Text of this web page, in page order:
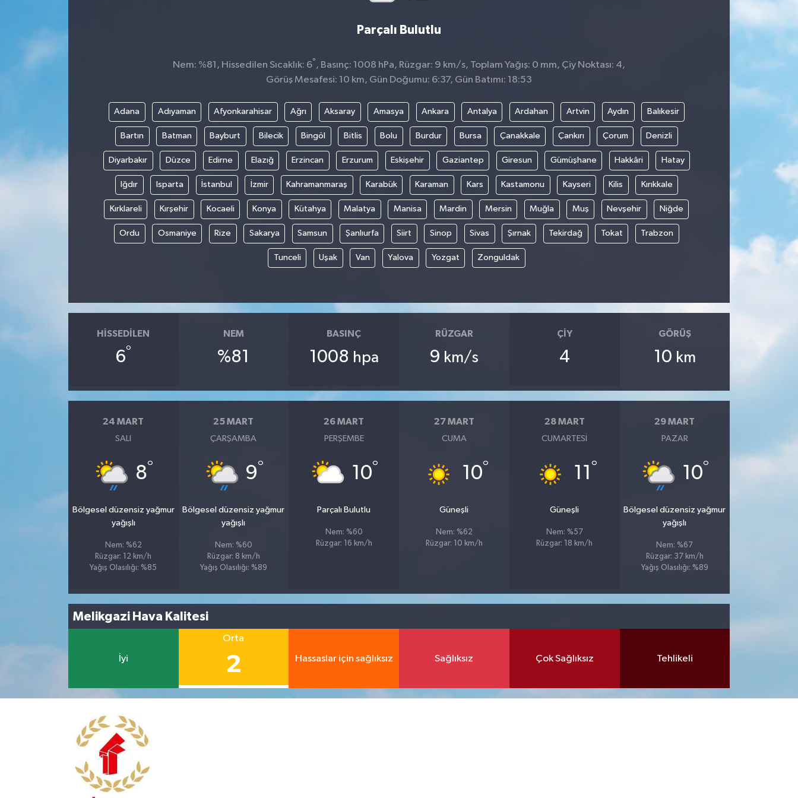
Parçalı Bulutlu
Nem: %81, Hissedilen Sıcaklık: 6° , Basınç: 1008 hPa, Rüzgar: 9 km/s, Toplam Yağış: 0 mm, Çiy Noktası: 4,
Görüş Mesafesi: 10 km, Gün Doğumu: 6:37, Gün Batımı: 18:53
Adana Adıyaman Afyonkarahisar Ağrı Aksaray Amasya Ankara Antalya Ardahan Artvin Aydın Balıkesir
Bartın Batman Bayburt Bilecik Bingöl Bitlis Bolu Burdur Bursa Çanakkale Çankırı Çorum Denizli
Diyarbakır Düzce Edirne Elazığ Erzincan Erzurum Eskişehir Gaziantep Giresun Gümüşhane Hakkâri Hatay
Iğdır Isparta İstanbul İzmir Kahramanmaraş Karabük Karaman Kars Kastamonu Kayseri Kilis Kırıkkale
Kırklareli Kırşehir Kocaeli Konya Kütahya Malatya Manisa Mardin Mersin Muğla Muş Nevşehir Niğde
Ordu Osmaniye Rize Sakarya Samsun Şanlıurfa Siirt Sinop Sivas Şırnak Tekirdağ Tokat Trabzon
Tunceli Uşak Van Yalova Yozgat Zonguldak
HISSEDILEN
6°
NEM
%81
BASINÇ
1008 hpa
RÜZGAR
9 km/s
ÇIY
4
GÖRÜŞ
10 km
24 MART
SALI
8°
Bölgesel düzensiz yağmur
yağışlı
Nem: %62
Rüzgar: 12 km/h
Yağış Olasılığı: %85
25 MART
ÇARŞAMBA
9°
Bölgesel düzensiz yağmur
yağışlı
Nem: %60
Rüzgar: 8 km/h
Yağış Olasılığı: %89
26 MART
PERŞEMBE
10°
Parçalı Bulutlu
Nem: %60
Rüzgar: 16 km/h
27 MART
CUMA
10°
Güneşli
Nem: %62
Rüzgar: 10 km/h
28 MART
CUMARTESI
11 °
Güneşli
Nem: %57
Rüzgar: 18 km/h
29 MART
PAZAR
10°
Bölgesel düzensiz yağmur
yağışlı
Nem: %67
Rüzgar: 37 km/h
Yağış Olasılığı: %89
Melikgazi Hava Kalitesi
İyi
Orta
2 Hassaslar için sağlıksız Sağlıksız Çok Sağlıksız Tehlikeli
PROJELER İNGİLİZCE
YEREL MEDYA RAPORU